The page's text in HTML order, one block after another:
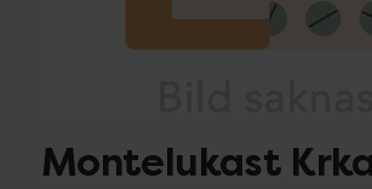
Montelukast